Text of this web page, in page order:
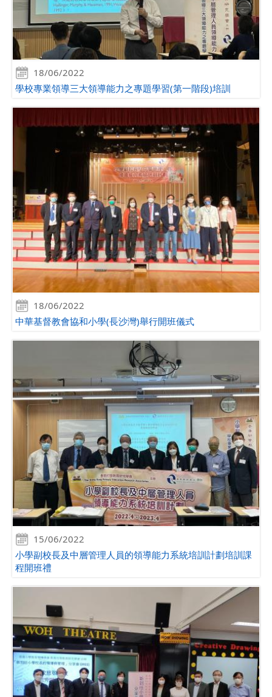
18/06/2022
學校專業領導三大領導能力之專題學習(第一階段)培訓
18/06/2022
中華基督教會協和小學(長沙灣)舉行開班儀式
15/06/2022
小學副校長及中層管理人員的領導能力系統培訓計劃培訓課
程開班禮